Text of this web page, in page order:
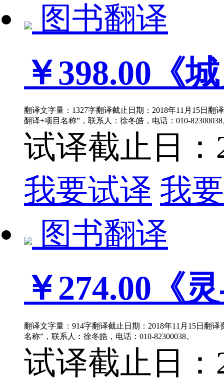
图书翻译
￥398.00 《
翻译文字量：1327字翻译截止日期：2018年11月15日翻
翻译+项目名称”，联系人：徐冬皓，电话：010-
试译截止日：
我要试译 我
图书翻译
￥274.00 《
翻译文字量：914字翻译截止日期：2018年11月15日翻
名称”，联系人：徐冬皓，电话：010-82300038。
试译截止日：